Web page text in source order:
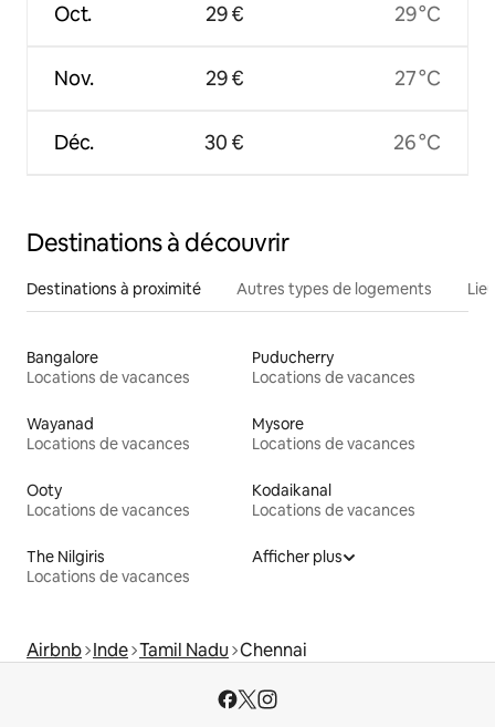
Oct.
Nov.
Déc.
29 €
29 €
30 €
29 °C
27 °C
26 °C
Destinations à découvrir
Destinations à proximité Autres types de logements
Bangalore
Locations de vacances
Puducherry
Locations de vacances
Wayanad
Locations de vacances
Mysore
Locations de vacances
Ooty
Locations de vacances
Kodaikanal
Locations de vacances
The Nilgiris
Locations de vacances
Afficher plus
Airbnb Inde Tamil Nadu Chennai